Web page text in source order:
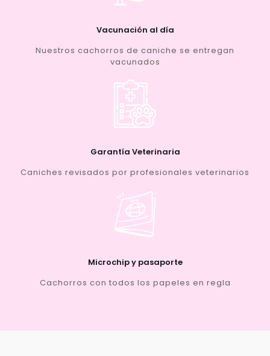
Vacunación al día
Nuestros cachorros de caniche se entregan
vacunados
Garantía Veterinaria
Caniches revisados por profesionales veterinarios
Microchip y pasaporte
Cachorros con todos los papeles en regla